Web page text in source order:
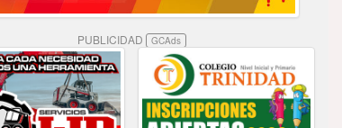
PUBLICIDAD GCAds